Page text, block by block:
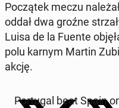
Po­czą­tek meczu
oddał dwa groźne
Luisa de la Fuente
polu karnym Martin
akcję.
Por­tu­gal beat Spain